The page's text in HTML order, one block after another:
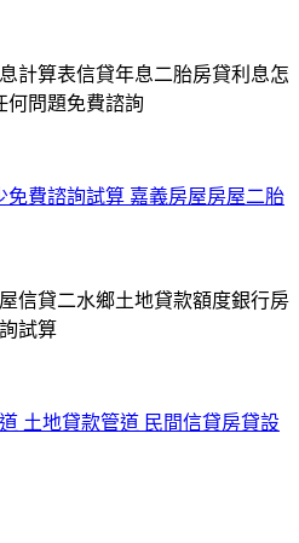
計算表信貸年息二胎房貸利息怎
何問題免費諮詢
免費諮詢試算 嘉義房屋房屋二胎
信貸二水鄉土地貸款額度銀行房
試算
土地貸款管道 民間信貸房貸設